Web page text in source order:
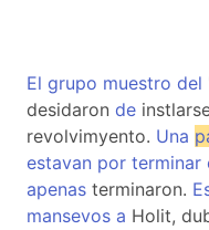
El grupo muestro del
desidaron de
revolvimyento. Una
estavan por terminar
apenas terminaron.
mansevos a Holit,